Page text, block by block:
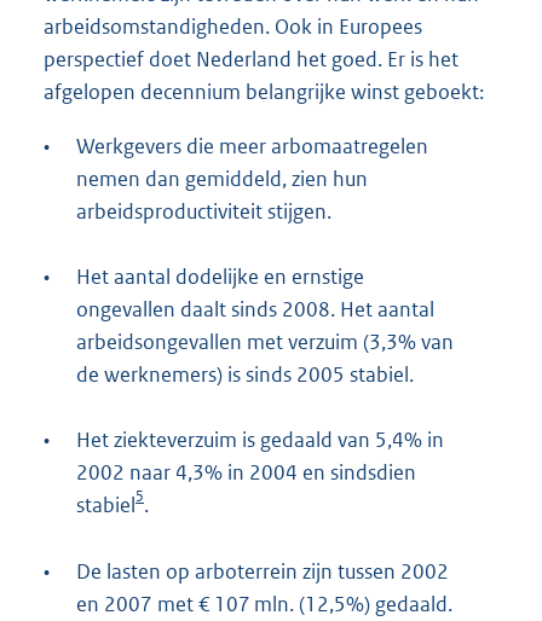
arbeidsomstandigheden. Ook in Europees
perspectief doet Nederland het goed. Er is het
afgelopen decennium belangrijke winst geboekt:
•
Werkgevers die meer arbomaatregelen
nemen dan gemiddeld, zien hun
arbeidsproductiviteit stijgen.
•
Het aantal dodelijke en ernstige
ongevallen daalt sinds 2008. Het aantal
arbeidsongevallen met verzuim (3,3% van
de werknemers) is sinds 2005 stabiel.
•
Het ziekteverzuim is gedaald van 5,4% in
2002 naar 4,3% in 2004 en sindsdien
stabiel5.
•
De lasten op arboterrein zijn tussen 2002
en 2007 met € 107 mln. (12,5%) gedaald.